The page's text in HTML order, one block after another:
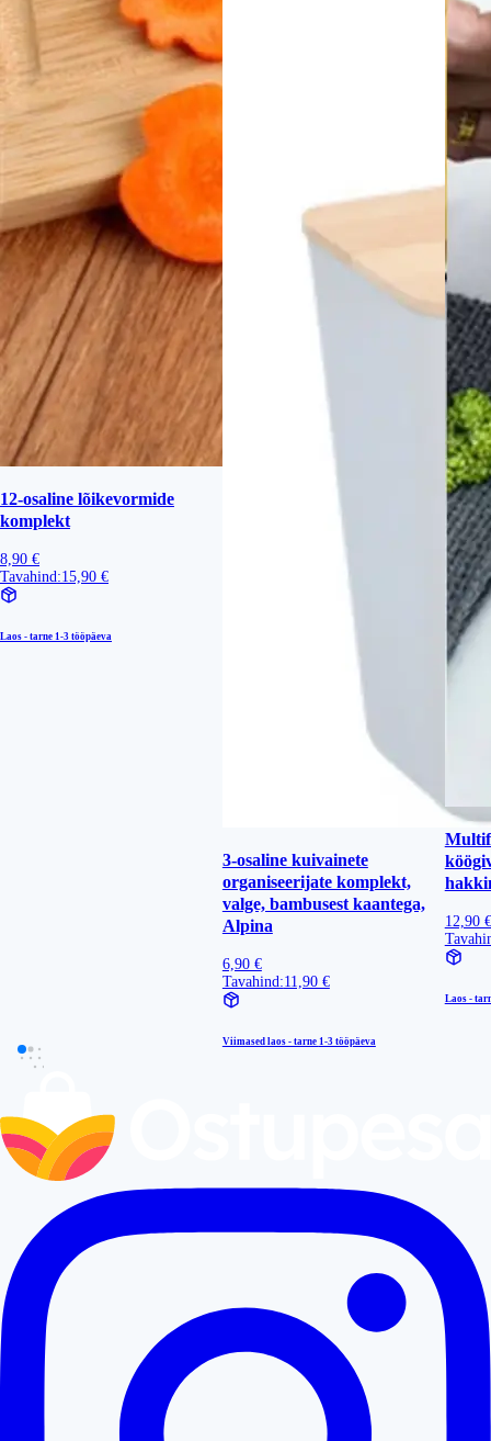
12-osaline lõikevormide
komplekt
8,90 €
Tavahind:15,90 €
Laos - tarne 1-3 tööpäeva
3-osaline kuivainete
organiseerijate komplekt,
valge, bambusest kaantega,
Alpina
6,90 €
Tavahind:11,90 €
Viimased laos - tarne 1-3 tööpäeva
12,90 €
Laos -